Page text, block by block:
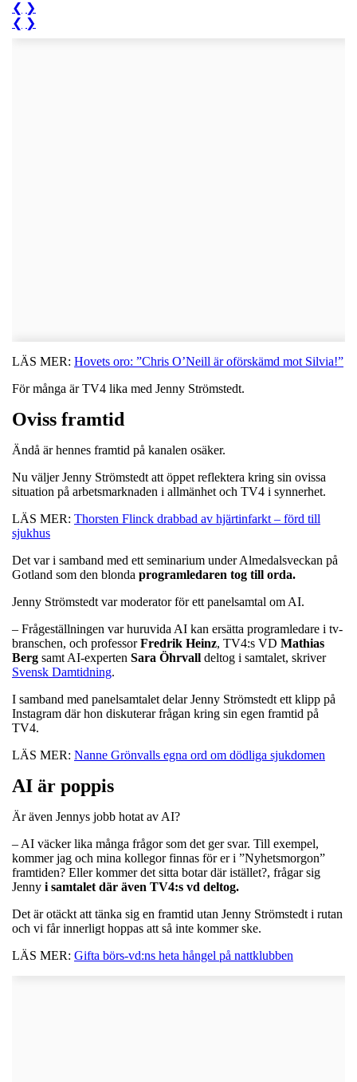
❮ ❯
❮ ❯
LÄS MER: Hovets oro: ”Chris O’Neill är oförskämd mot Silvia!”
För många är TV4 lika med Jenny Strömstedt.
Oviss framtid
Ändå är hennes framtid på kanalen osäker.
Nu väljer Jenny Strömstedt att öppet reflektera kring sin ovissa
situation på arbetsmarknaden i allmänhet och TV4 i synnerhet.
LÄS MER: Thorsten Flinck drabbad av hjärtinfarkt – förd till
sjukhus
Det var i samband med ett seminarium under Almedalsveckan på
Gotland som den blonda programledaren tog till orda.
Jenny Strömstedt var moderator för ett panelsamtal om AI.
– Frågeställningen var huruvida AI kan ersätta programledare i tv-
branschen, och professorFredrik Heinz, TV4:s VD Mathias
Berg samt AI-experten Sara Öhrvall deltog i samtalet, skriver
Svensk Damtidning.
I samband med panelsamtalet delar Jenny Strömstedt ett klipp på
Instagram där hon diskuterar frågan kring sin egen framtid på
TV4.
LÄS MER: Nanne Grönvalls egna ord om dödliga sjukdomen
AI är poppis
Är även Jennys jobb hotat av AI?
– AI väcker lika många frågor som det ger svar. Till exempel,
kommer jag och mina kollegor finnas för er i ”Nyhetsmorgon”
framtiden? Eller kommer det sitta botar där istället?, frågar sig
Jenny i samtalet där även TV4:s vd deltog.
Det är otäckt att tänka sig en framtid utan Jenny Strömstedt i rutan
och vi får innerligt hoppas att så inte kommer ske.
LÄS MER: Gifta börs-vd:ns heta hångel på nattklubben